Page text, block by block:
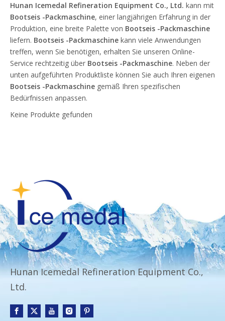
Hunan Icemedal Refineration Equipment Co., Ltd. kann mit
Bootseis -Packmaschine, einer langjährigen Erfahrung in der
Produktion, eine breite Palette von Bootseis -Packmaschine
liefern. Bootseis -Packmaschine kann viele Anwendungen
treffen, wenn Sie benötigen, erhalten Sie unseren Online-
Service rechtzeitig über Bootseis -Packmaschine. Neben der
unten aufgeführten Produktliste können Sie auch Ihren eigenen
Bootseis -Packmaschine gemäß Ihren spezifischen
Bedürfnissen anpassen.
Keine Produkte gefunden
Hunan Icemedal Refineration Equipment Co.,
Ltd.